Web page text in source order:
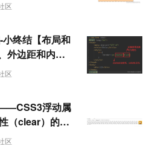
区
区
终结【布局和
外边距和内边
区
浮动属
（clear）的相